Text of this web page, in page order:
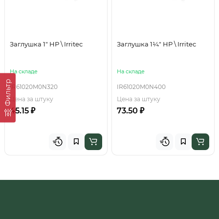
Фильтр
Заглушка 1" НР \ Irritec
На складе
IR61020M0N320
Цена за штуку
45.15 ₽
Заглушка 1¼" НР \ Irritec
На складе
IR61020M0N400
Цена за штуку
73.50 ₽